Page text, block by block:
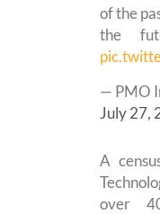
of the
the
— PMO
July 27,
A
over